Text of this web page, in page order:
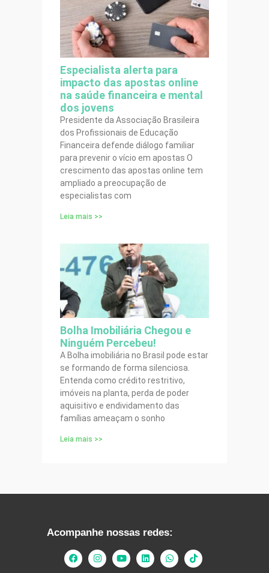
Especialista alerta para
impacto das apostas online
na saúde financeira e mental
dos jovens
Presidente da Associação Brasileira
dos Profissionais de Educação
Financeira defende diálogo familiar
para prevenir o vício em apostas O
crescimento das apostas online tem
ampliado a preocupação de
especialistas com
Leia mais >>
Bolha Imobiliária Chegou e
Ninguém Percebeu!
A Bolha imobiliária no Brasil pode estar
se formando de forma silenciosa.
Entenda como crédito restritivo,
imóveis na planta, perda de poder
aquisitivo e endividamento das
famílias ameaçam o sonho
Leia mais >>
Acompanhe nossas redes: